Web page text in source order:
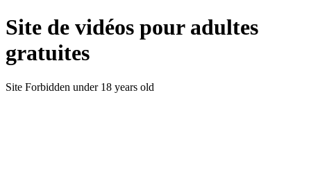
Site de vidéos pour adultes
gratuites
Site Forbidden under 18 years old